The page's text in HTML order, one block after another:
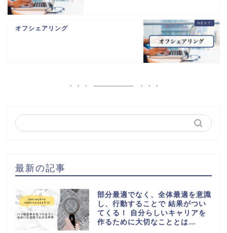
オフシェアリング
最新の記事
部分最適でなく、全体最適を意識
し、行動することで 結果がつい
てくる！ 自分らしいキャリアを
作るために大切なこととは…